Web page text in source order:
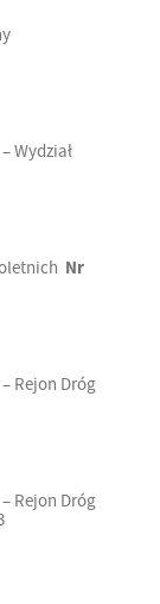
Wydział
Nr
Rejon Dróg
Rejon Dróg